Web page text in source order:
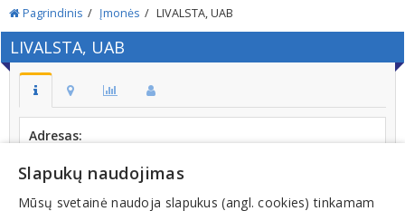
Pagrindinis Įmonės LIVALSTA, UAB
LIVALSTA, UAB
Adresas:
Kodas:
300607327
Slapukų naudojimas
Mūsų svetainė naudoja slapukus (angl. cookies) tinkamam